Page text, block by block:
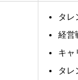
タレ
経営
キャ
タレ